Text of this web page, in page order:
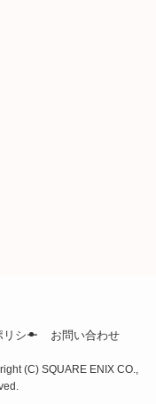
リシー お問い合わせ
(C) SQUARE ENIX CO.,